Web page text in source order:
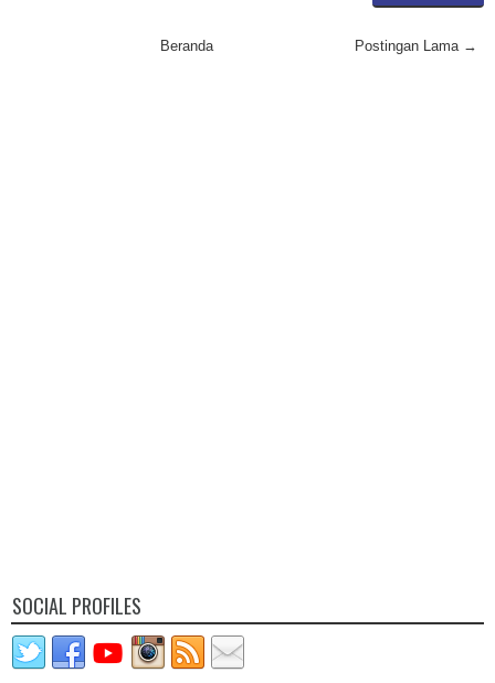
Postingan Lama →
Beranda
SOCIAL PROFILES